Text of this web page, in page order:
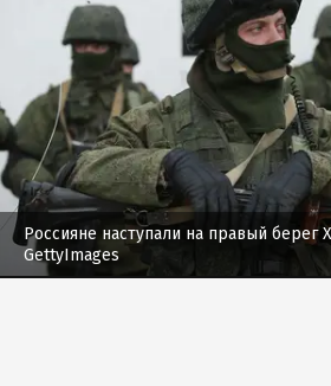
Россияне наступали на правый берег
GettyImages